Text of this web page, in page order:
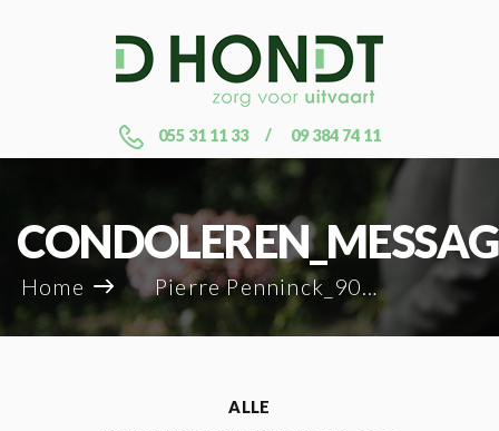
055 31 11 33 09 384 74 11
Home Pierre Penninck_90210
ALLE